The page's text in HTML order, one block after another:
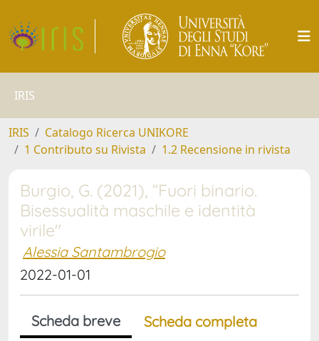
IRIS
IRIS
Catalogo Ricerca UNIKORE
1 Contributo su Rivista
1.2 Recensione in rivista
Burgio, G. (2021), “Fuori binario.
Bisessualità maschile e identità
virile"
Alessia Santambrogio
2022-01-01
Scheda breve
Scheda completa